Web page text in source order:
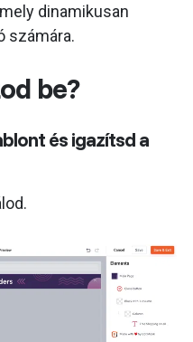
dinamikusan
számára.
be?
és igazítsd a